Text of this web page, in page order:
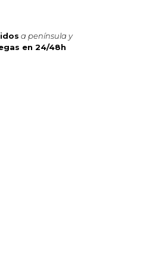
a península y
en 24/48h